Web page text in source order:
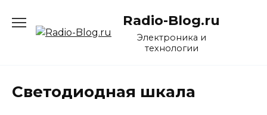
содержанию
Radio-Blog.ru
Электроника и
технологии
Светодиодная шкала